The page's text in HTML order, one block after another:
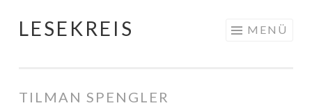
Springe
LESEKREIS MENÜ
TILMAN SPENGLER